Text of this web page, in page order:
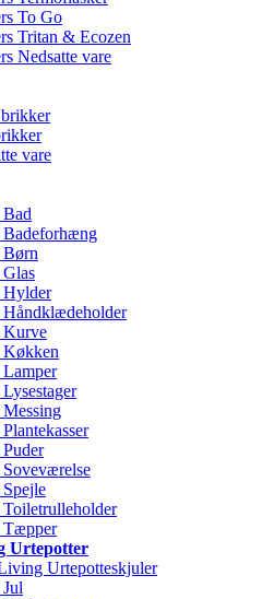
To Go
Tritan & Ecozen
Nedsatte vare
vare
Kurve
Tæpper
Urtepotter
Urtepotteskjuler